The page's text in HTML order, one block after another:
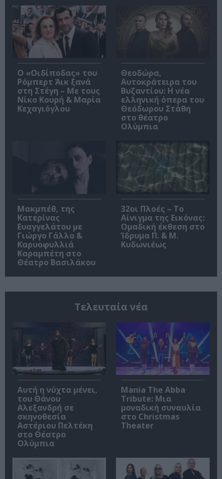
O «Οιδίποδας» του
Ρόμπερτ Άικ ξανά
στη Στέγη – Με τους
Νίκο Κουρή & Μαρία
Κεχαγιόγλου
Θεοδώρα,
Αυτοκράτειρα του
Βυζαντίου: Η νέα
ελληνική όπερα του
Θεόδωρου Στάθη
στο θέατρο
Ολύμπια
Μακμπέθ, της
Κατερίνας
Ευαγγελάτου με
Γιώργο Γάλλο &
Καρυοφυλλιά
Καραμπέτη στο
Θέατρο Βασιλάκου
32οι Πλοές – Το
Αίνιγμα της Εικόνας:
Ομαδική έκθεση στο
Ίδρυμα Π. & Μ.
Κυδωνιέως
Τελευταία νέα
Αυτή η νύχτα μένει,
του Θάνου
Αλεξανδρή σε
σκηνοθεσία
Αστέριου Πελτέκη
στο Θέατρο
Ολύμπια
Mania The Abba
Tribute: Μια
μοναδική συναυλία
στο Christmas
Theater